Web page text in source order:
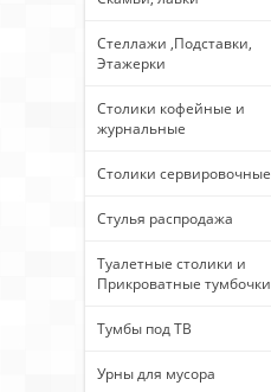
Стеллажи ,Подставки,
Этажерки
Столики кофейные и
журнальные
Столики сервировочные
Стулья распродажа
Туалетные столики и
Прикроватные тумбочки
Тумбы под ТВ
Урны для мусора